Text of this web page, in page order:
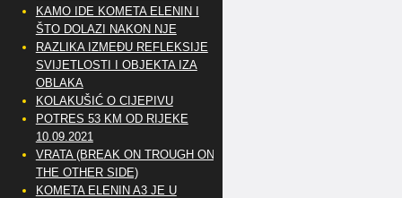
KAMO IDE KOMETA ELENIN I
ŠTO DOLAZI NAKON NJE
RAZLIKA IZMEĐU REFLEKSIJE
SVIJETLOSTI I OBJEKTA IZA
OBLAKA
KOLAKUŠIĆ O CIJEPIVU
POTRES 53 KM OD RIJEKE
10.09.2021
VRATA (BREAK ON TROUGH ON
THE OTHER SIDE)
KOMETA ELENIN A3 JE U